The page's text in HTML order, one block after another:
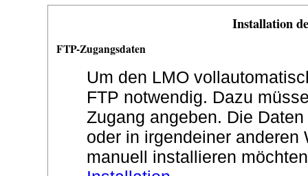
Installation
FTP-Zugangsdaten
Um den LMO
FTP notwendig. Dazu
Zugang angeben. Die
oder in irgendeiner
manuell installieren